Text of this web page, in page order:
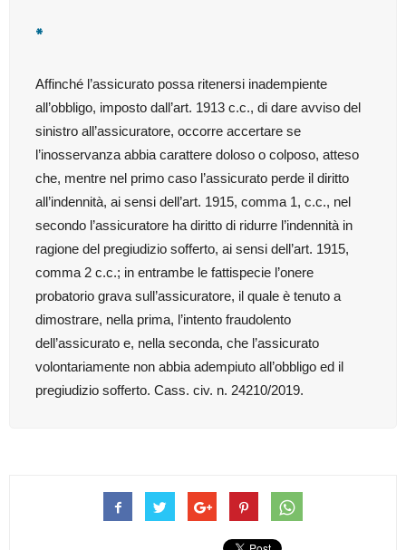
*
Affinché l’assicurato possa ritenersi inadempiente
all’obbligo, imposto dall’art. 1913 c.c., di dare avviso del
sinistro all’assicuratore, occorre accertare se
l’inosservanza abbia carattere doloso o colposo, atteso
che, mentre nel primo caso l’assicurato perde il diritto
all’indennità, ai sensi dell’art. 1915, comma 1, c.c., nel
secondo l’assicuratore ha diritto di ridurre l’indennità in
ragione del pregiudizio sofferto, ai sensi dell’art. 1915,
comma 2 c.c.; in entrambe le fattispecie l’onere
probatorio grava sull’assicuratore, il quale è tenuto a
dimostrare, nella prima, l’intento fraudolento
dell’assicurato e, nella seconda, che l’assicurato
volontariamente non abbia adempiuto all’obbligo ed il
pregiudizio sofferto. Cass. civ. n. 24210/2019.